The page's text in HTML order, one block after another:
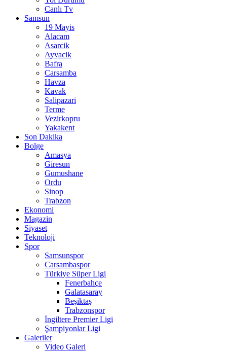
Canlı Tv
Samsun
19 Mayis
Alacam
Asarcik
Ayvacik
Bafra
Carsamba
Havza
Kavak
Salipazari
Terme
Vezirkopru
Yakakent
Son Dakika
Bolge
Amasya
Giresun
Gumushane
Ordu
Sinop
Trabzon
Ekonomi
Magazin
Siyaset
Teknoloji
Spor
Samsunspor
Carsambaspor
Türkiye Süper Ligi
Fenerbahçe
Galatasaray
Beşiktaş
Trabzonspor
İngiltere Premier Ligi
Şampiyonlar Ligi
Galeriler
Video Galeri